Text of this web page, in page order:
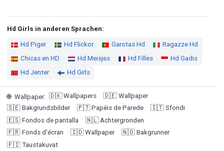
Hd Girls in anderen Sprachen:
Hd Piger Hd Flickor Garotas Hd
Ragazze Hd
Chicas en HD
Hd Meisjes Hd Filles
Hd Gadis
Hd Jenter
Hd Girls
🌐 Wallpaper: 🇩🇰 Wallpapers 🇩🇪 Wallpaper
🇸🇪 Bakgrundsbilder 🇵🇹 Papéis de Parede 🇮🇹 Sfondi
🇪🇸 Fondos de pantalla 🇳🇱 Achtergronden
🇫🇷 Fonds d'écran 🇮🇩 Wallpaper 🇳🇴 Bakgrunner
🇫🇮 Taustakuvat